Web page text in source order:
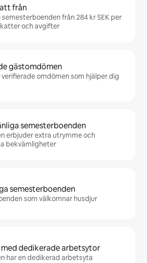
från
semesterboenden från 284 kr SEK per
och avgifter
gästomdömen
verifierade omdömen som hjälper dig
semesterboenden
erbjuder extra utrymme och
bekvämligheter
semesterboenden
som välkomnar husdjur
med dedikerade arbetsytor
har en dedikerad arbetsyta